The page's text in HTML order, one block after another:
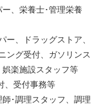
、栄養士･管理栄養
ー、ドラッグストア、
ング受付、ガソリンス
楽施設スタッフ等
、受付事務等
･調理スタッフ、調理